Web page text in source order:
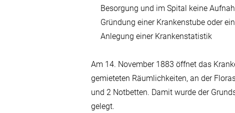
Besorgung und im Spital keine
Gründung einer Krankenstube oder
Anlegung einer Krankenstatistik
Am 14. November 1883 öffnet das
gemieteten Räumlichkeiten, an der
und 2 Notbetten. Damit wurde der
gelegt.